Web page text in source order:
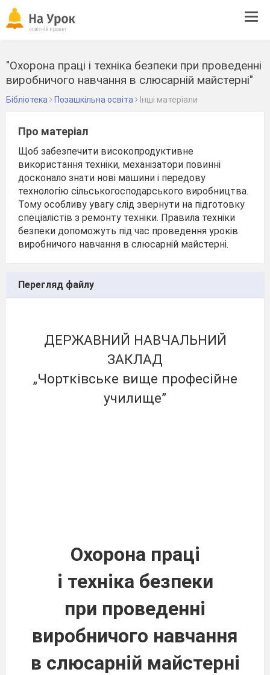
"Охорона праці і техніка безпеки при проведенні
виробничого навчання в слюсарній майстерні"
Бібліотека Позашкільна освіта Інші матеріали
Про матеріал
Щоб забезпечити високопродуктивне
використання техніки, механізатори повинні
досконало знати нові машини і передову
технологію сільськогосподарського виробництва.
Тому особливу увагу слід звернути на підготовку
спеціалістів з ремонту техніки. Правила техніки
безпеки допоможуть під час проведення уроків
виробничого навчання в слюсарній майстерні.
Перегляд файлу
ДЕРЖАВНИЙ НАВЧАЛЬНИЙ
ЗАКЛАД
„Чортківське вище професійне
училище”
Охорона праці
і техніка безпеки
при проведенні
виробничого навчання
в слюсарній майстерні